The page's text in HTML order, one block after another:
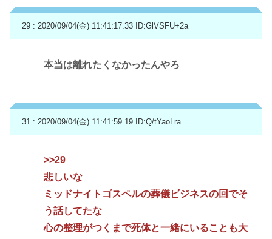
29 : 2020/09/04(金) 11:41:17.33 ID:GlVSFU+2a
本当は離れたくなかったんやろ
31 : 2020/09/04(金) 11:41:59.19 ID:Q/tYaoLra
>>29
悲しいな
ミッドナイトゴスペルの葬儀ビジネスの回でそ
う話してたな
心の整理がつくまで死体と一緒にいることも大